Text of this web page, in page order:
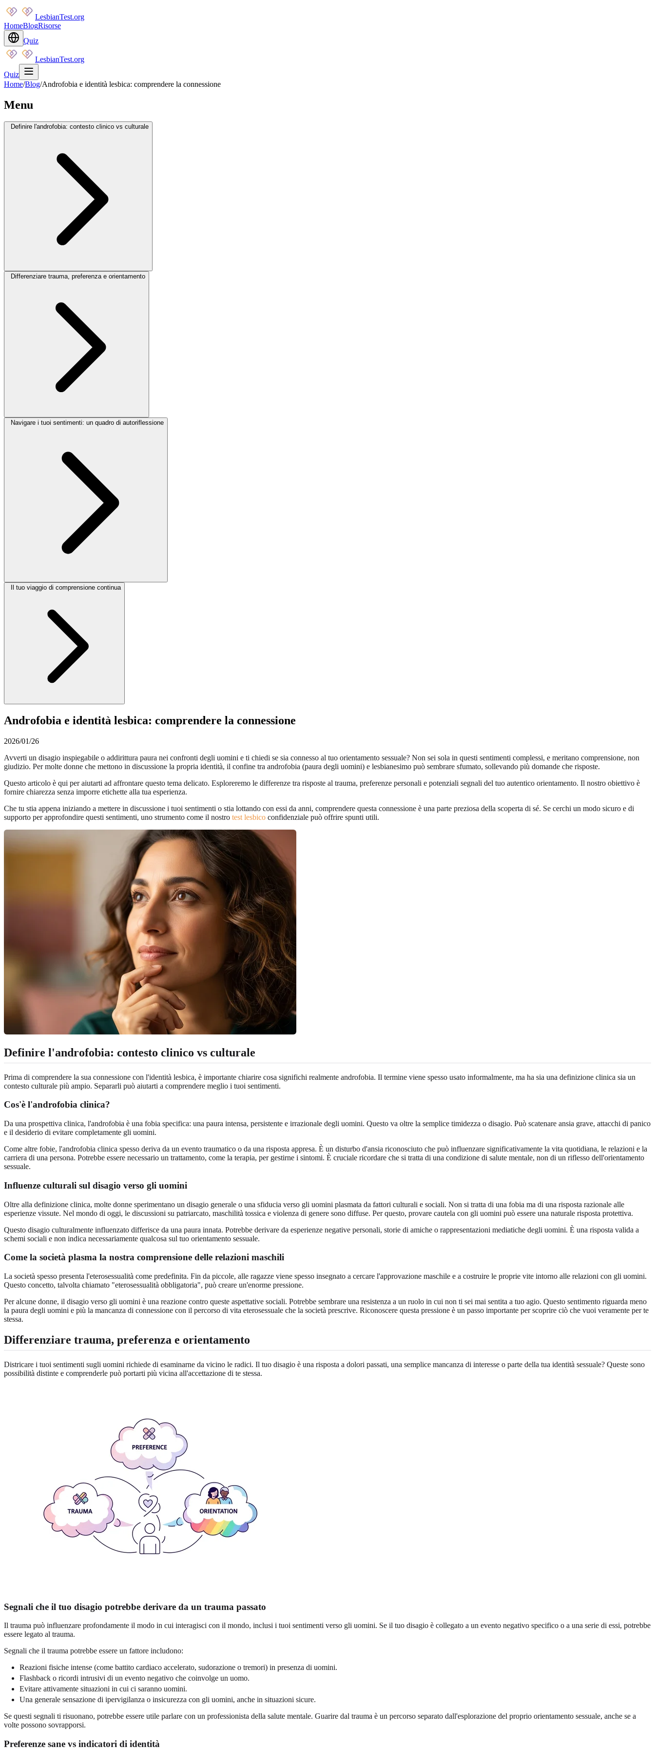
LesbianTest.org
HomeBlogRisorse
Quiz
LesbianTest.org
Quiz
Home/Blog/Androfobia e identità lesbica: comprendere la connessione
Menu
Definire l'androfobia: contesto clinico vs culturale
Differenziare trauma, preferenza e orientamento
Navigare i tuoi sentimenti: un quadro di autoriflessione
Il tuo viaggio di comprensione continua
Androfobia e identità lesbica: comprendere la connessione
2026/01/26
Avverti un disagio inspiegabile o addirittura paura nei confronti degli uomini e ti chiedi se sia connesso al tuo orientamento sessuale? Non sei sola in questi sentimenti complessi, e meritano comprensione, non
giudizio. Per molte donne che mettono in discussione la propria identità, il confine tra androfobia (paura degli uomini) e lesbianesimo può sembrare sfumato, sollevando più domande che risposte.
Questo articolo è qui per aiutarti ad affrontare questo tema delicato. Esploreremo le differenze tra risposte al trauma, preferenze personali e potenziali segnali del tuo autentico orientamento. Il nostro obiettivo è
fornire chiarezza senza imporre etichette alla tua esperienza.
Che tu stia appena iniziando a mettere in discussione i tuoi sentimenti o stia lottando con essi da anni, comprendere questa connessione è una parte preziosa della scoperta di sé. Se cerchi un modo sicuro e di
supporto per approfondire questi sentimenti, uno strumento come il nostro test lesbico confidenziale può offrire spunti utili.
Definire l'androfobia: contesto clinico vs culturale
Prima di comprendere la sua connessione con l'identità lesbica, è importante chiarire cosa significhi realmente androfobia. Il termine viene spesso usato informalmente, ma ha sia una definizione clinica sia un
contesto culturale più ampio. Separarli può aiutarti a comprendere meglio i tuoi sentimenti.
Cos'è l'androfobia clinica?
Da una prospettiva clinica, l'androfobia è una fobia specifica: una paura intensa, persistente e irrazionale degli uomini. Questo va oltre la semplice timidezza o disagio. Può scatenare ansia grave, attacchi di panico
e il desiderio di evitare completamente gli uomini.
Come altre fobie, l'androfobia clinica spesso deriva da un evento traumatico o da una risposta appresa. È un disturbo d'ansia riconosciuto che può influenzare significativamente la vita quotidiana, le relazioni e la
carriera di una persona. Potrebbe essere necessario un trattamento, come la terapia, per gestirne i sintomi. È cruciale ricordare che si tratta di una condizione di salute mentale, non di un riflesso dell'orientamento
sessuale.
Influenze culturali sul disagio verso gli uomini
Oltre alla definizione clinica, molte donne sperimentano un disagio generale o una sfiducia verso gli uomini plasmata da fattori culturali e sociali. Non si tratta di una fobia ma di una risposta razionale alle
esperienze vissute. Nel mondo di oggi, le discussioni su patriarcato, maschilità tossica e violenza di genere sono diffuse. Per questo, provare cautela con gli uomini può essere una naturale risposta protettiva.
Questo disagio culturalmente influenzato differisce da una paura innata. Potrebbe derivare da esperienze negative personali, storie di amiche o rappresentazioni mediatiche degli uomini. È una risposta valida a
schemi sociali e non indica necessariamente qualcosa sul tuo orientamento sessuale.
Come la società plasma la nostra comprensione delle relazioni maschili
La società spesso presenta l'eterosessualità come predefinita. Fin da piccole, alle ragazze viene spesso insegnato a cercare l'approvazione maschile e a costruire le proprie vite intorno alle relazioni con gli uomini.
Questo concetto, talvolta chiamato "eterosessualità obbligatoria", può creare un'enorme pressione.
Per alcune donne, il disagio verso gli uomini è una reazione contro queste aspettative sociali. Potrebbe sembrare una resistenza a un ruolo in cui non ti sei mai sentita a tuo agio. Questo sentimento riguarda meno
la paura degli uomini e più la mancanza di connessione con il percorso di vita eterosessuale che la società prescrive. Riconoscere questa pressione è un passo importante per scoprire ciò che vuoi veramente per te
stessa.
Differenziare trauma, preferenza e orientamento
Districare i tuoi sentimenti sugli uomini richiede di esaminarne da vicino le radici. Il tuo disagio è una risposta a dolori passati, una semplice mancanza di interesse o parte della tua identità sessuale? Queste sono
possibilità distinte e comprenderle può portarti più vicina all'accettazione di te stessa.
Segnali che il tuo disagio potrebbe derivare da un trauma passato
Il trauma può influenzare profondamente il modo in cui interagisci con il mondo, inclusi i tuoi sentimenti verso gli uomini. Se il tuo disagio è collegato a un evento negativo specifico o a una serie di essi, potrebbe
essere legato al trauma.
Segnali che il trauma potrebbe essere un fattore includono:
Reazioni fisiche intense (come battito cardiaco accelerato, sudorazione o tremori) in presenza di uomini.
Flashback o ricordi intrusivi di un evento negativo che coinvolge un uomo.
Evitare attivamente situazioni in cui ci saranno uomini.
Una generale sensazione di ipervigilanza o insicurezza con gli uomini, anche in situazioni sicure.
Se questi segnali ti risuonano, potrebbe essere utile parlare con un professionista della salute mentale. Guarire dal trauma è un percorso separato dall'esplorazione del proprio orientamento sessuale, anche se a
volte possono sovrapporsi.
Preferenze sane vs indicatori di identità